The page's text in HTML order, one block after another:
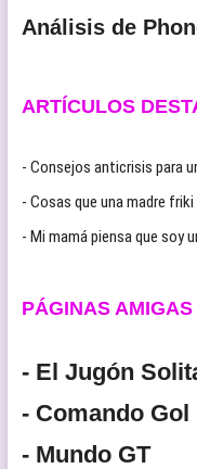
Análisis de
ARTÍCULOS
- Consejos anticrisis para
- Cosas que una madre
- Mi mamá piensa que soy
PÁGINAS AMIGAS
- El Jugón
- Comando Gol
- Mundo GT